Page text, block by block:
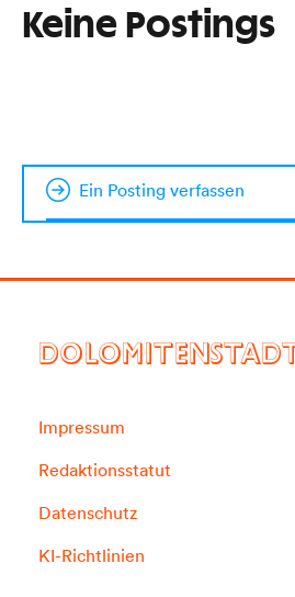
Keine Postings
Ein Posting verfassen
DOLOMITENSTADT
Impressum
Redaktionsstatut
Datenschutz
KI-Richtlinien